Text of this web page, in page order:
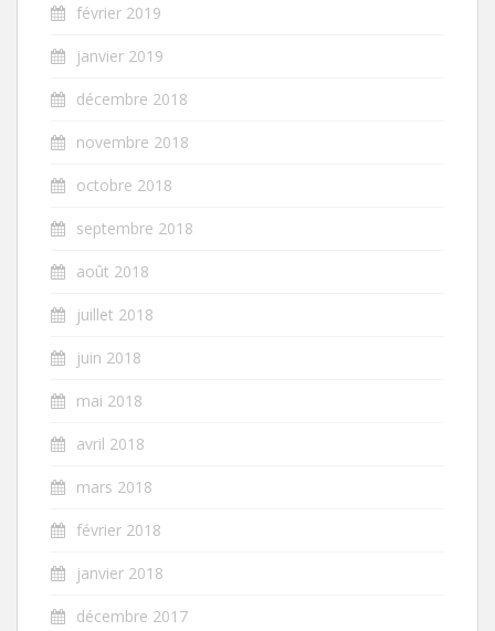
février 2019
janvier 2019
décembre 2018
novembre 2018
octobre 2018
septembre 2018
août 2018
juillet 2018
juin 2018
mai 2018
avril 2018
mars 2018
février 2018
janvier 2018
décembre 2017